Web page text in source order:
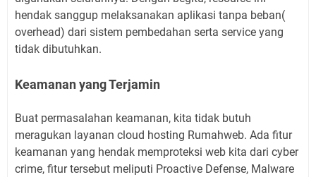
hendak sanggup melaksanakan aplikasi tanpa beban(
overhead) dari sistem pembedahan serta service yang
tidak dibutuhkan.
Keamanan yang Terjamin
Buat permasalahan keamanan, kita tidak butuh
meragukan layanan cloud hosting Rumahweb. Ada fitur
keamanan yang hendak memproteksi web kita dari cyber
crime, fitur tersebut meliputi Proactive Defense, Malware